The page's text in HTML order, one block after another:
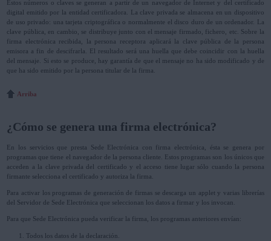
Estos números o claves se generan a partir de un navegador de Internet y del certificado
digital emitido por la entidad certificadora. La clave privada se almacena en un dispositivo
de uso privado: una tarjeta criptográfica o normalmente el disco duro de un ordenador. La
clave pública, en cambio, se distribuye junto con el mensaje firmado, fichero, etc. Sobre la
firma electrónica recibida, la persona receptora aplicará la clave pública de la persona
emisora a fin de descifrarla. El resultado será una huella que debe coincidir con la huella
del mensaje. Si esto se produce, hay garantía de que el mensaje no ha sido modificado y de
que ha sido emitido por la persona titular de la firma.
Arriba
¿Cómo se genera una firma electrónica?
En los servicios que presta Sede Electrónica con firma electrónica, ésta se genera por
programas que tiene el navegador de la persona cliente. Estos programas son los únicos que
acceden a la clave privada del certificado y el acceso tiene lugar sólo cuando la persona
firmante selecciona el certificado y autoriza la firma.
Para activar los programas de generación de firmas se descarga un applet y varias librerías
del Servidor de Sede Electrónica que seleccionan los datos a firmar y los invocan.
Para que Sede Electrónica pueda verificar la firma, los programas anteriores envían:
Todos los datos de la declaración.